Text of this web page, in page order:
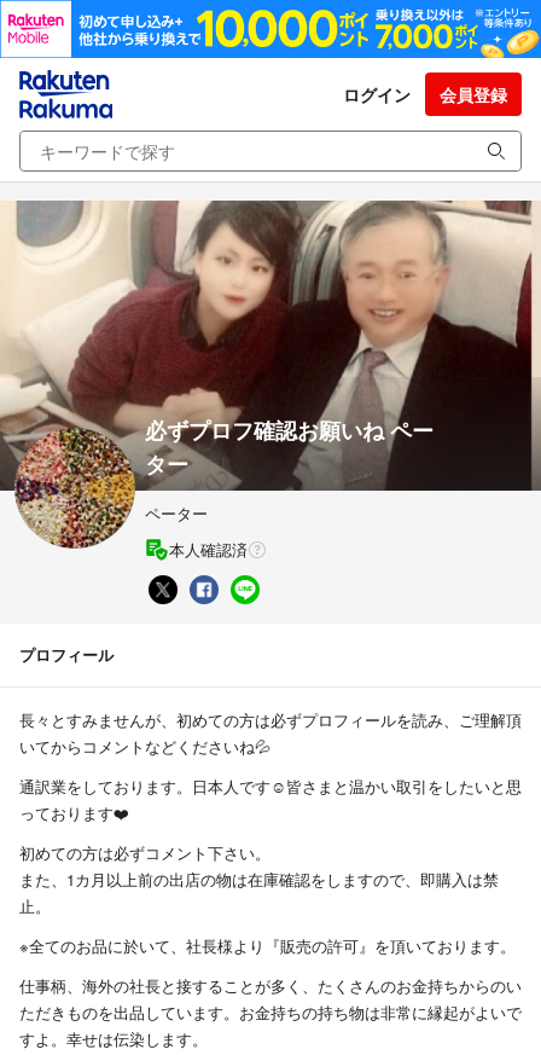
ログイン 会員登録
必ずプロフ確認お願いね ペー
ター
ペーター
本人確認済
プロフィール
長々とすみませんが、初めての方は必ずプロフィールを読み、ご理解頂
いてからコメントなどくださいね💦
通訳業をしております。日本人です☺️皆さまと温かい取引をしたいと思
っております❤️
初めての方は必ずコメント下さい。
また、1カ月以上前の出店の物は在庫確認をしますので、即購入は禁
止。
※全てのお品に於いて、社長様より『販売の許可』を頂いております。
仕事柄、海外の社長と接することが多く、たくさんのお金持ちからのい
ただきものを出品しています。お金持ちの持ち物は非常に縁起がよいで
すよ。幸せは伝染します。